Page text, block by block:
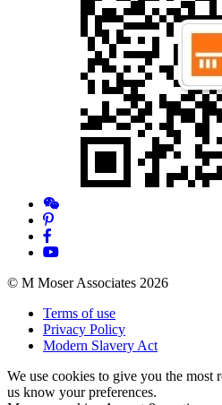
© M Moser Associates 2026
Terms of use
Privacy Policy
Modern Slavery Act
We use cookies to give you the most
us know your preferences.